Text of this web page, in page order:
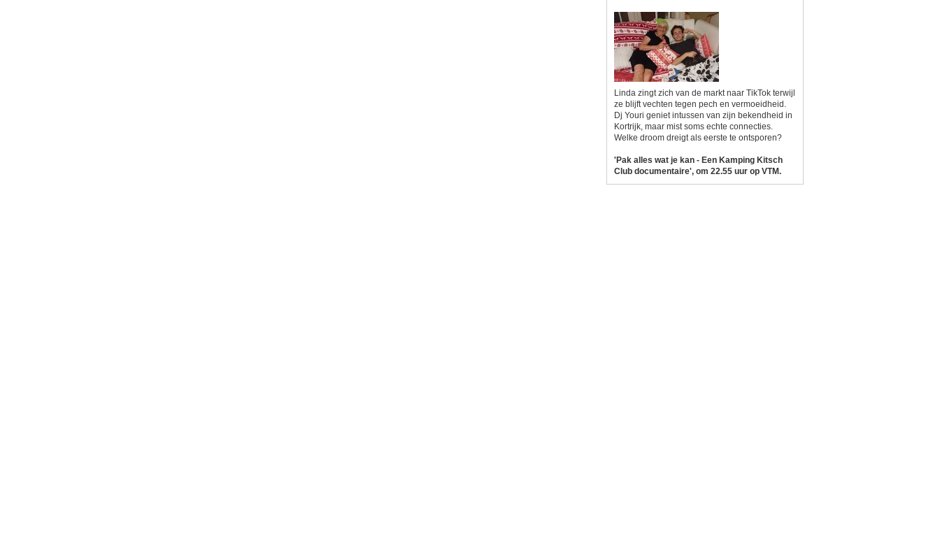
Linda zingt zich van de markt naar TikTok terwijl
ze blijft vechten tegen pech en vermoeidheid.
Dj Youri geniet intussen van zijn bekendheid in
Kortrijk, maar mist soms echte connecties.
Welke droom dreigt als eerste te ontsporen?
'Pak alles wat je kan - Een Kamping Kitsch
Club documentaire', om 22.55 uur op VTM.